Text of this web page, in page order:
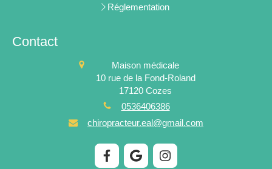
Réglementation
Contact
Maison médicale
10 rue de la Fond-Roland
17120 Cozes
0536406386
chiropracteur.eal@gmail.com